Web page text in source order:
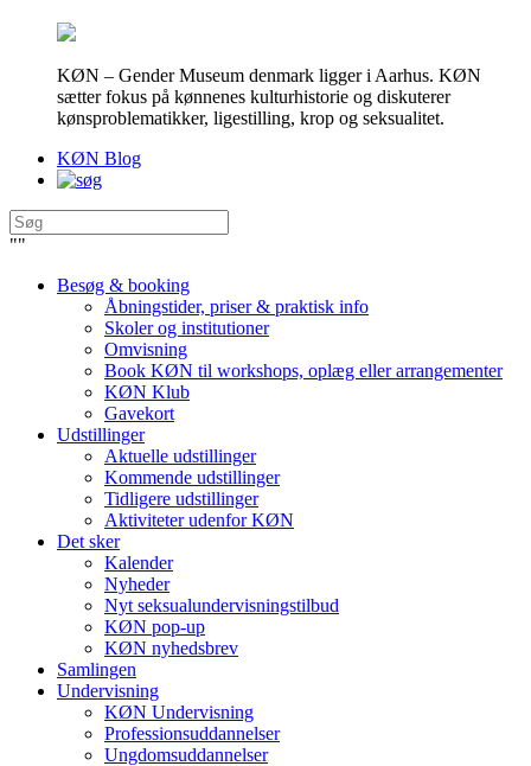
KØN – Gender Museum denmark ligger i Aarhus. KØN
sætter fokus på kønnenes kulturhistorie og diskuterer
kønsproblematikker, ligestilling, krop og seksualitet.
KØN Blog
""
Besøg & booking
Åbningstider, priser & praktisk info
Skoler og institutioner
Omvisning
Book KØN til workshops, oplæg eller arrangementer
KØN Klub
Gavekort
Udstillinger
Aktuelle udstillinger
Kommende udstillinger
Tidligere udstillinger
Aktiviteter udenfor KØN
Det sker
Kalender
Nyheder
Nyt seksualundervisningstilbud
KØN pop-up
KØN nyhedsbrev
Samlingen
Undervisning
KØN Undervisning
Professionsuddannelser
Ungdomsuddannelser